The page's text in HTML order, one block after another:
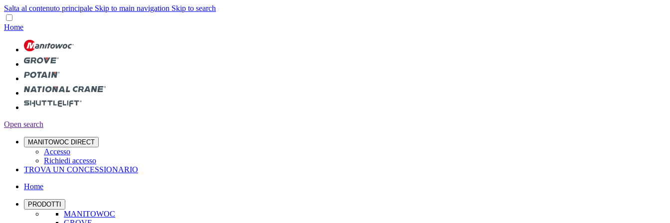
Salta al contenuto principale Skip to main navigation Skip to search
Home
Open search
MANITOWOC DIRECT
Accesso
Richiedi accesso
TROVA UN CONCESSIONARIO
Home
PRODOTTI
MANITOWOC